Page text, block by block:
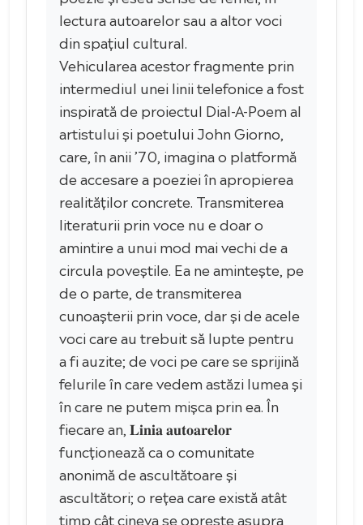
lectura autoarelor sau a altor voci
din spațiul cultural.
Vehicularea acestor fragmente prin
intermediul unei linii telefonice a fost
inspirată de proiectul Dial-A-Poem al
artistului și poetului John Giorno,
care, în anii ’70, imagina o platformă
de accesare a poeziei în apropierea
realităților concrete. Transmiterea
literaturii prin voce nu e doar o
amintire a unui mod mai vechi de a
circula poveștile. Ea ne amintește, pe
de o parte, de transmiterea
cunoașterii prin voce, dar și de acele
voci care au trebuit să lupte pentru
a fi auzite; de voci pe care se sprijină
felurile în care vedem astăzi lumea și
în care ne putem mișca prin ea. În
fiecare an, 𝐋𝐢𝐧𝐢𝐚 𝐚𝐮𝐭𝐨𝐚𝐫𝐞𝐥𝐨𝐫
funcționează ca o comunitate
anonimă de ascultătoare și
ascultători; o rețea care există atât
timp cât cineva se oprește asupra